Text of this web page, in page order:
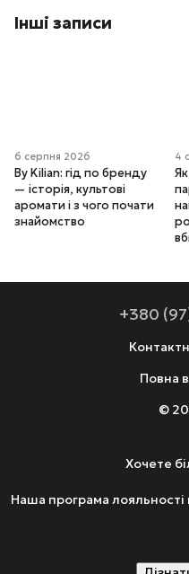
Інші записи
6 серпня 2026
By Kilian: гід по бренду
— історія, культові
аромати і з чого почати
знайомство
4
+380
Повна
©
Хочете
Наша програма лояльності